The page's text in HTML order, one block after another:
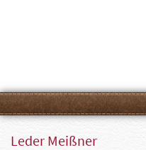
Leder Meißner